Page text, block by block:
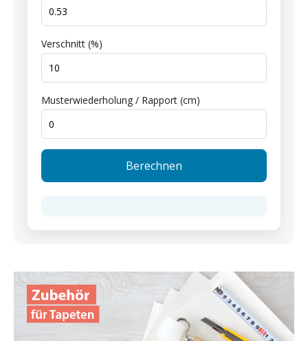
Verschnitt (%)
Musterwiederholung / Rapport (cm)
Berechnen